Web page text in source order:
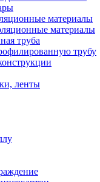
материалы
материалы
труба
трубу
ленты